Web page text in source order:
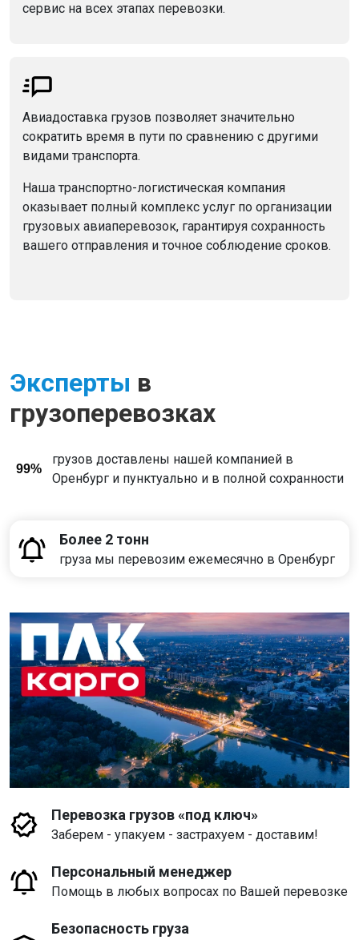
сервис на всех этапах перевозки.
Авиадоставка грузов позволяет значительно
сократить время в пути по сравнению с другими
видами транспорта.
Наша транспортно-логистическая компания
оказывает полный комплекс услуг по организации
грузовых авиаперевозок, гарантируя сохранность
вашего отправления и точное соблюдение сроков.
Эксперты в
грузоперевозках
99%
грузов доставлены нашей компанией в
Оренбург и пунктуально и в полной сохранности
Более 2 тонн
груза мы перевозим ежемесячно в Оренбург
Перевозка грузов «под ключ»
Заберем - упакуем - застрахуем - доставим!
Персональный менеджер
Помощь в любых вопросах по Вашей перевозке
Безопасность груза